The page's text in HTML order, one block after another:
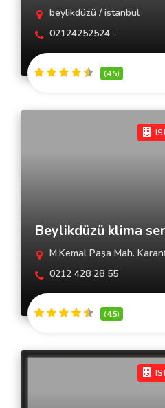
beylikdüzü / istanbul
02124252524 -
(4.5)
Beylikdüzü klima
M.Kemal Paşa Mah.
0212 428 28 55
(4.5)